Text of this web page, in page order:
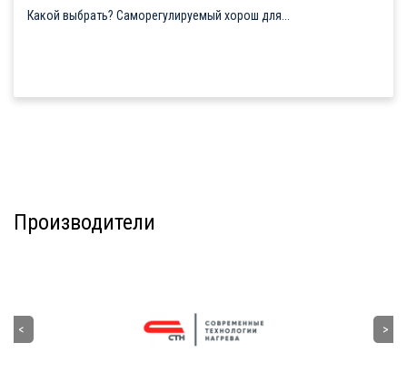
Какой выбрать? Саморегулируемый хорош для...
Производители